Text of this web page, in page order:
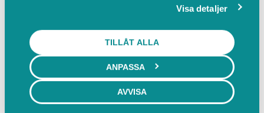
Visa detaljer
TILLÅT ALLA
ANPASSA
AVVISA
1 juli–3 juli kl. 10–12
1100 kr per vuxen–barnpar